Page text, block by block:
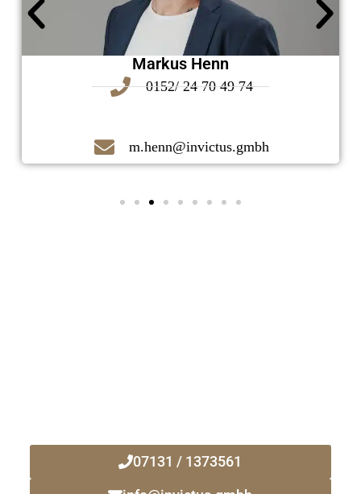
Markus Henn
0152/ 24 70 49 74
m.henn@invictus.gmbh
07131 / 1373561